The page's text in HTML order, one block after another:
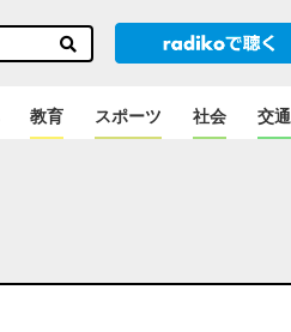
教育 スポーツ 社会 交通